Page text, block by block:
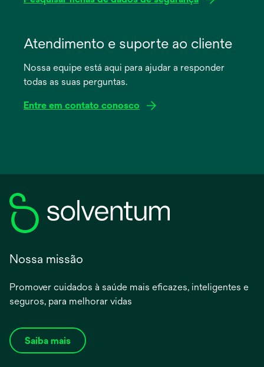
nova
guia
Atendimento e suporte ao cliente
Nossa equipe está aqui para ajudar a responder
todas as suas perguntas.
Entre em contato conosco
Nossa missão
Promover cuidados à saúde mais eficazes, inteligentes e
seguros, para melhorar vidas
Saiba mais